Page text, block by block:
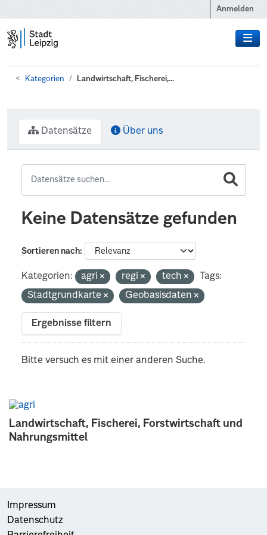
Anmelden
Kategorien Landwirtschaft, Fischerei,...
Landwirtschaft, Fischerei, Forstwirtschaft und
Nahrungsmittel
Datensätze Über uns
Keine Datensätze gefunden
Sortieren nach
Kategorien: agri regi tech
Tags:
Stadtgrundkarte
Geobasisdaten
Ergebnisse filtern
Bitte versuch es mit einer anderen Suche.
Impressum
Datenschutz